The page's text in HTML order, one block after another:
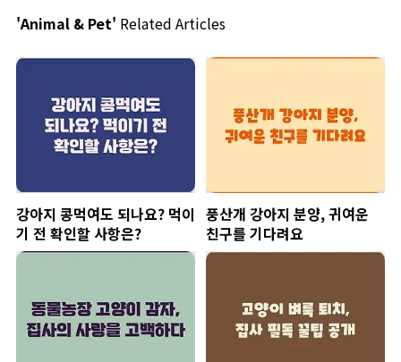
'Animal & Pet' Related Articles
강아지 콩먹여도 되나요? 먹이
기 전 확인할 사항은?
풍산개 강아지 분양, 귀여운
친구를 기다려요